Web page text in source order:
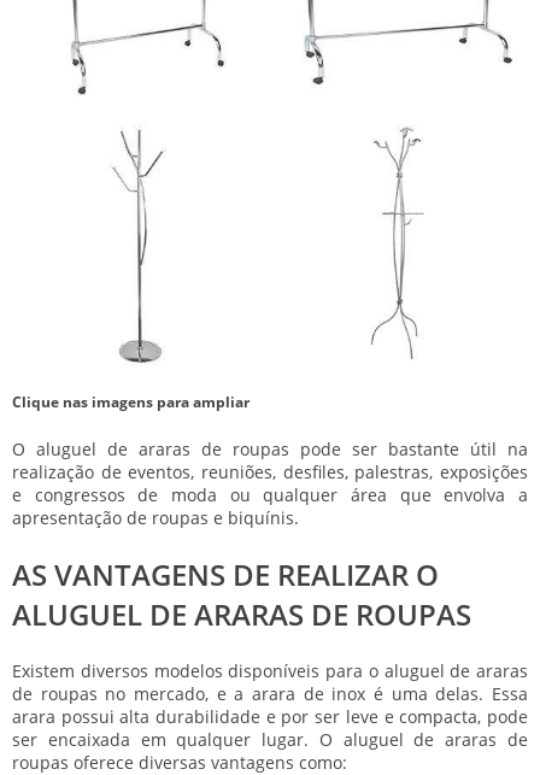
Clique nas imagens para ampliar
O aluguel de araras de roupas pode ser bastante útil na
realização de eventos, reuniões, desfiles, palestras, exposições
e congressos de moda ou qualquer área que envolva a
apresentação de roupas e biquínis.
AS VANTAGENS DE REALIZAR O
ALUGUEL DE ARARAS DE ROUPAS
Existem diversos modelos disponíveis para o aluguel de araras
de roupas no mercado, e a arara de inox é uma delas. Essa
arara possui alta durabilidade e por ser leve e compacta, pode
ser encaixada em qualquer lugar. O aluguel de araras de
roupas oferece diversas vantagens como: